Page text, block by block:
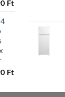
Ft.
FtCurrent
119.990 Ft.
FtCurrent
is: